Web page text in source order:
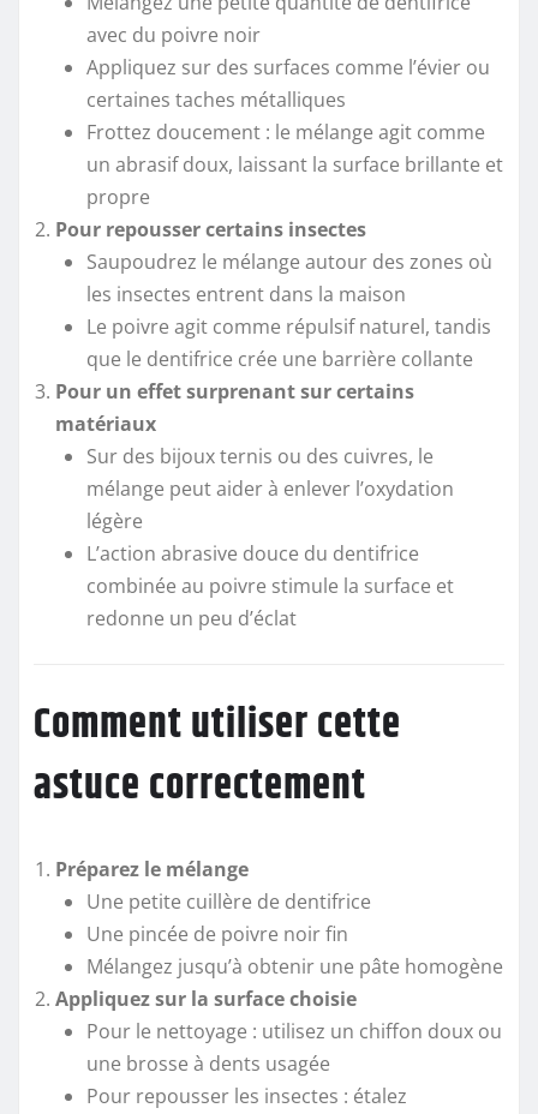
avec du poivre noir
Appliquez sur des surfaces comme l’évier ou
certaines taches métalliques
Frottez doucement : le mélange agit comme
un abrasif doux, laissant la surface brillante et
propre
Pour repousser certains insectes
Saupoudrez le mélange autour des zones où
les insectes entrent dans la maison
Le poivre agit comme répulsif naturel, tandis
que le dentifrice crée une barrière collante
Pour un effet surprenant sur certains
matériaux
Sur des bijoux ternis ou des cuivres, le
mélange peut aider à enlever l’oxydation
légère
L’action abrasive douce du dentifrice
combinée au poivre stimule la surface et
redonne un peu d’éclat
Comment utiliser cette
astuce correctement
Préparez le mélange
Une petite cuillère de dentifrice
Une pincée de poivre noir fin
Mélangez jusqu’à obtenir une pâte homogène
Appliquez sur la surface choisie
Pour le nettoyage : utilisez un chiffon doux ou
une brosse à dents usagée
Pour repousser les insectes : étalez